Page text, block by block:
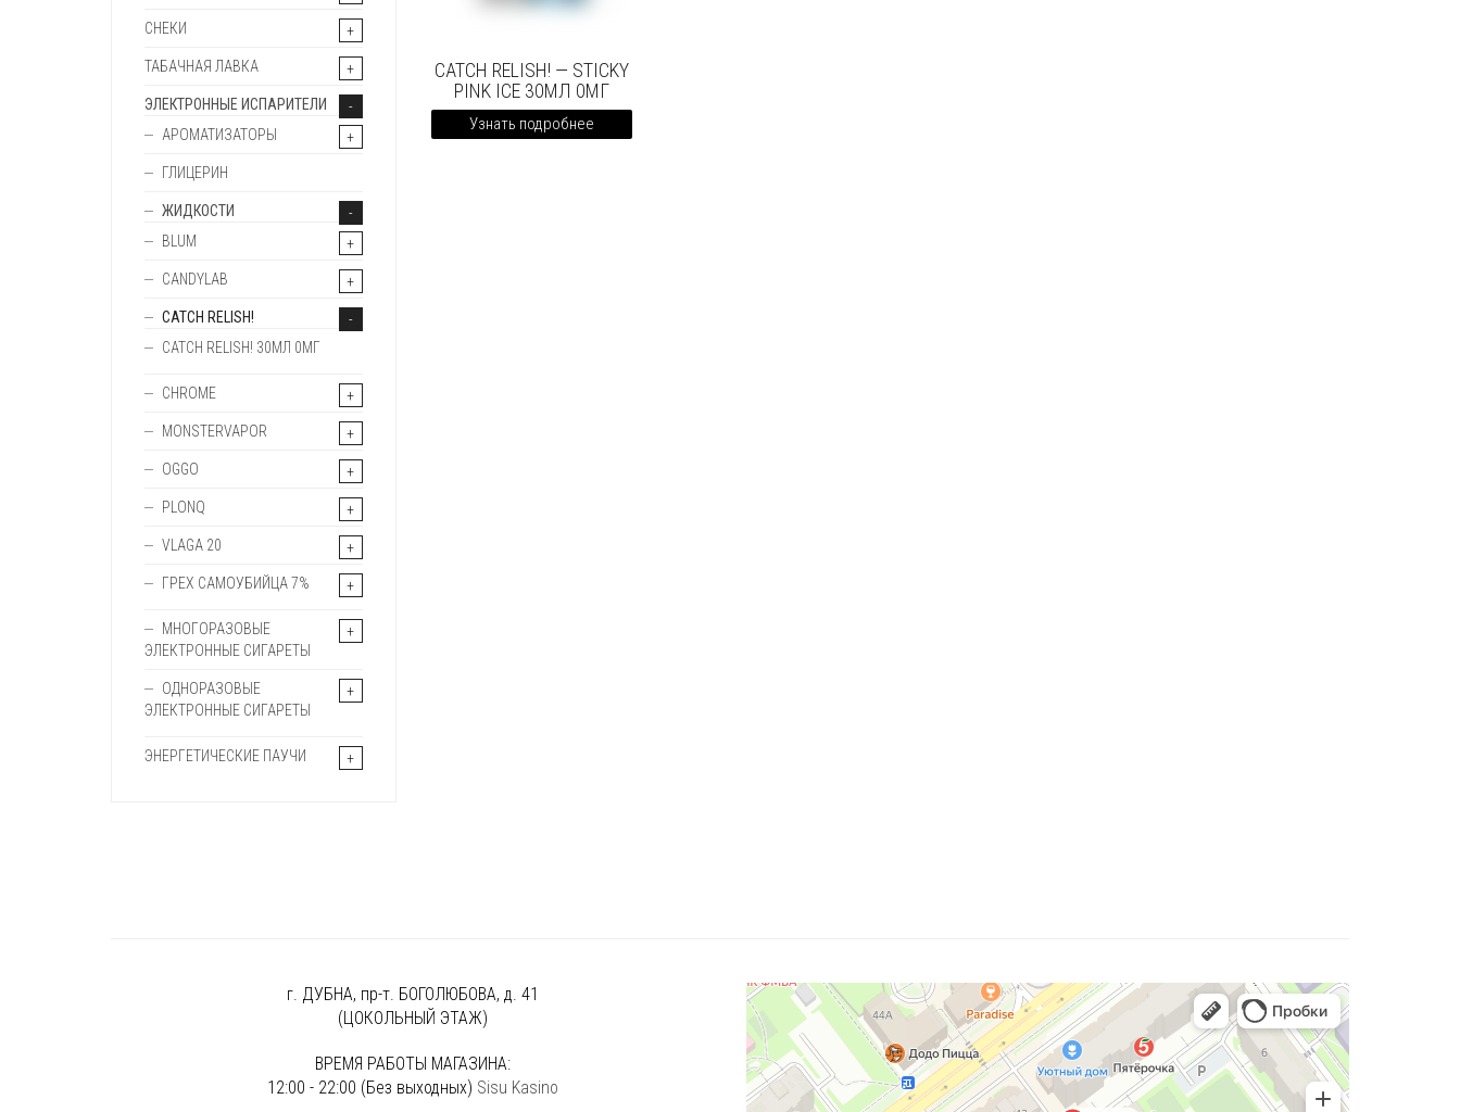
CATCH RELISH! — STICKY
PINK ICE 30МЛ 0МГ
Узнать подробнее
СНЕКИ
ТАБАЧНАЯ ЛАВКА
ЭЛЕКТРОННЫЕ ИСПАРИТЕЛИ
АРОМАТИЗАТОРЫ
ГЛИЦЕРИН
ЖИДКОСТИ
BLUM
CANDYLAB
CATCH RELISH!
CATCH RELISH! 30МЛ 0МГ
CHROME
MONSTERVAPOR
OGGO
PLONQ
VLAGA 20
ГРЕХ САМОУБИЙЦА 7%
МНОГОРАЗОВЫЕ
ЭЛЕКТРОННЫЕ СИГАРЕТЫ
ОДНОРАЗОВЫЕ
ЭЛЕКТРОННЫЕ СИГАРЕТЫ
ЭНЕРГЕТИЧЕСКИЕ ПАУЧИ
г. ДУБНА, пр-т. БОГОЛЮБОВА, д. 41
(ЦОКОЛЬНЫЙ ЭТАЖ)
ВРЕМЯ РАБОТЫ МАГАЗИНА:
12:00 - 22:00 (Без выходных) Sisu Kasino